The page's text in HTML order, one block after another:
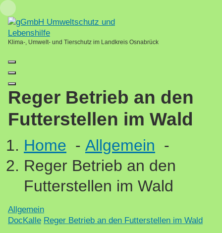
Skip
to
content
Klima-, Umwelt- und Tierschutz im Landkreis Osnabrück
Reger Betrieb an den
Futterstellen im Wald
Home - Allgemein -
Reger Betrieb an den
Futterstellen im Wald
Allgemein
DocKalle Reger Betrieb an den Futterstellen im Wald